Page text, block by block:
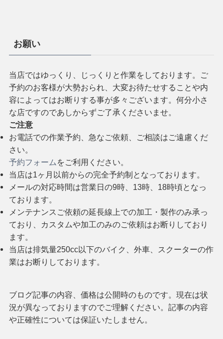
お願い
当店ではゆっくり、じっくりと作業をしております。ご
予約のお客様が大勢おられ、大変お待たせすることや内
容によってはお断りする事が多々ございます。何分小さ
な店ですのであしからずご了承くださいませ。
ご注意
お電話での作業予約、急なご依頼、ご相談はご遠慮くだ
さい。
予約フォーム をご利用ください。
当店は1ヶ月以前からの完全予約制となっております。
メールの対応時間は営業日の9時、13時、18時頃となっ
ております。
メンテナンスご依頼の延長線上での加工・製作のみ承っ
ており、カスタムや加工のみのご依頼はお断りしており
ます。
当店は排気量250cc以下のバイク、外車、スクーターの作
業はお断りしております。
ブログ記事の内容、価格は公開時のものです。現在は状
況が異なっておりますのでご理解ください。記事の内容
や正確性については保証いたしません。